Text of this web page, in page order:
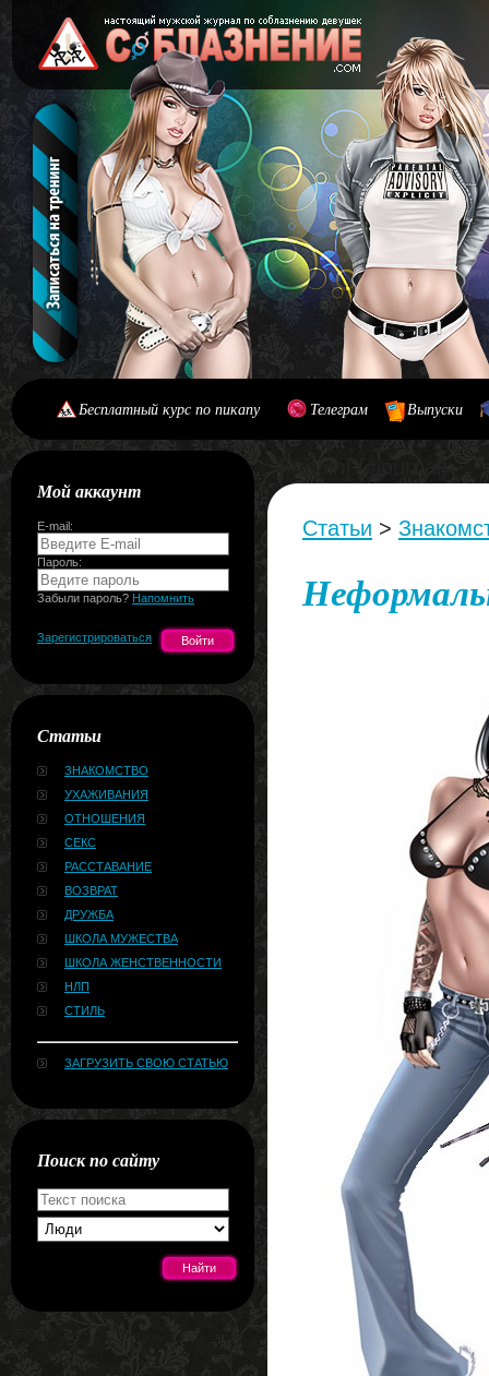
Бесплатный курс по пикапу Телеграм Выпуски
Мой аккаунт
E-mail:
Пароль:
Забыли пароль? Напомнить
Зарегистрироваться
Статьи
ЗНАКОМСТВО
УХАЖИВАНИЯ
ОТНОШЕНИЯ
СЕКС
РАССТАВАНИЕ
ВОЗВРАТ
ДРУЖБА
ШКОЛА МУЖЕСТВА
ШКОЛА ЖЕНСТВЕННОСТИ
НЛП
СТИЛЬ
ЗАГРУЗИТЬ СВОЮ СТАТЬЮ
Поиск по сайту
Статьи >